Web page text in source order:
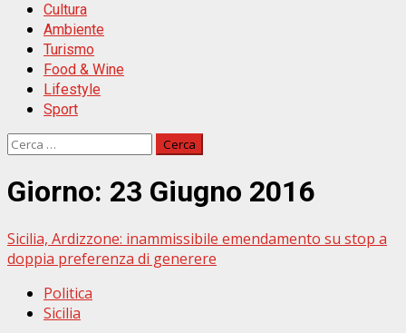
Cultura
Ambiente
Turismo
Food & Wine
Lifestyle
Sport
Ricerca
Giorno: 23 Giugno 2016
Sicilia, Ardizzone: inammissibile emendamento su stop a
doppia preferenza di generere
Politica
Sicilia